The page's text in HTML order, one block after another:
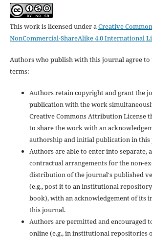
This work is licensed under aCreative
NonCommercial-ShareAlike 4.0 International
Authors who publish with this journal agree
terms:
Authors retain copyright and grant the
publication with the work
Creative Commons Attribution License
to share the work with an
authorship and initial publication in this
Authors are able to enter into separate,
contractual arrangements for the non-
distribution of the journal's published
(e.g., post it to an institutional
book), with an acknowledgement of its
this journal.
Authors are permitted and encouraged
online (e.g., in institutional repositories